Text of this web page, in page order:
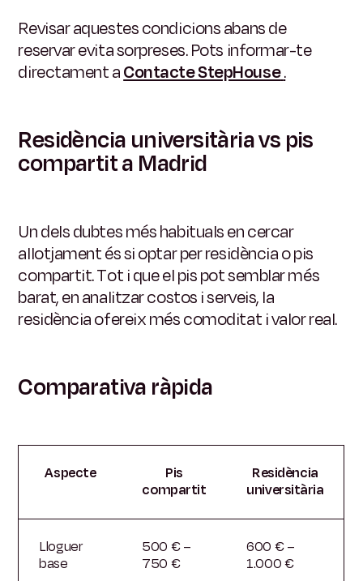
Revisar aquestes condicions abans de
reservar evita sorpreses. Pots informar-te
directament aContacte StepHouse.
Residència universitària vs pis
compartit a Madrid
Un dels dubtes més habituals en cercar
allotjament és si optar per residència o pis
compartit. Tot i que el pis pot semblar més
barat, en analitzar costos i serveis, la
residència ofereix més comoditat i valor real.
Comparativa ràpida
Aspecte
Pis
compartit
Residència
universitària
Lloguer
base
500 € –
750 €
600 € –
1.000 €